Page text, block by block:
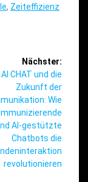
, Zeiteffizienz
Nächster:
CHAT und die
Zukunft der
Wie
AI-gestützte
Chatbots die
revolutionieren